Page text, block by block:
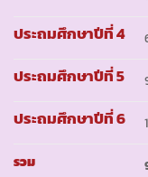
ประถมศึกษาปีที่ 4
ประถมศึกษาปีที่ 5
ประถมศึกษาปีที่ 6
รวม